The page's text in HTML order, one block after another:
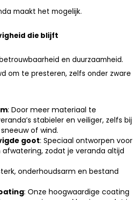
maakt het mogelijk.
die blijft
en duurzaamheid.
om te presteren, zelfs onder zware
: Door meer materiaal te
stabieler en veiliger, zelfs bij
of wind.
goot: Speciaal ontworpen voor
zodat je veranda altijd
onderhoudsarm en bestand
: Onze hoogwaardige coating